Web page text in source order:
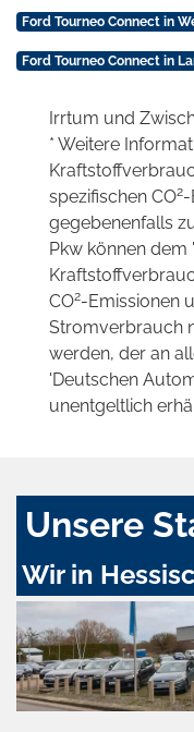
Ford Tourneo Connect in
Ford Tourneo Connect in
Irrtum und
* Weitere
spezifischen CO2-
gegebenenfalls
Pkw können
CO2-Emissionen
Stromverbrauch
werden, der an
'Deutschen
unentgeltlich
Unsere
Wir in